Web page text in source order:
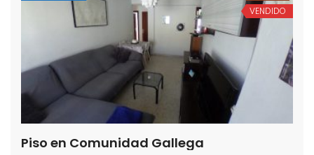
VENDIDO
Piso en Comunidad Gallega